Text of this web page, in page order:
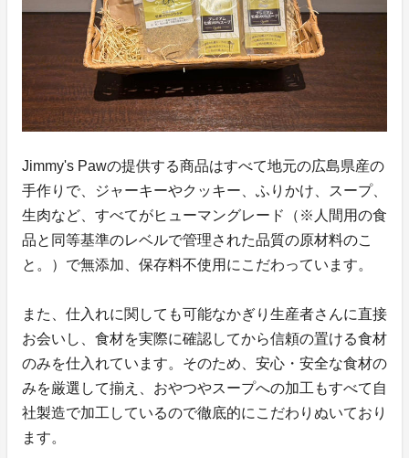
Jimmy's Pawの提供する商品はすべて地元の広島県産の
手作りで、ジャーキーやクッキー、ふりかけ、スープ、
生肉など、すべてがヒューマングレード（※人間用の食
品と同等基準のレベルで管理された品質の原材料のこ
と。）で無添加、保存料不使用にこだわっています。
また、仕入れに関しても可能なかぎり生産者さんに直接
お会いし、食材を実際に確認してから信頼の置ける食材
のみを仕入れています。そのため、安心・安全な食材の
みを厳選して揃え、おやつやスープへの加工もすべて自
社製造で加工しているので徹底的にこだわりぬいており
ます。